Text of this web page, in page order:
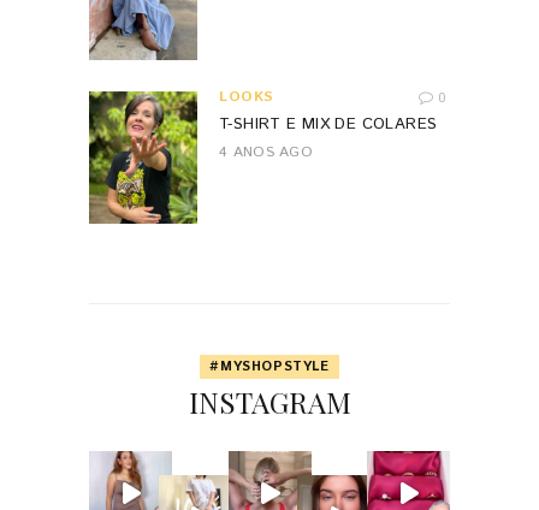
LOOKS 0
T-SHIRT E MIX DE COLARES
4 ANOS AGO
#MYSHOPSTYLE
INSTAGRAM